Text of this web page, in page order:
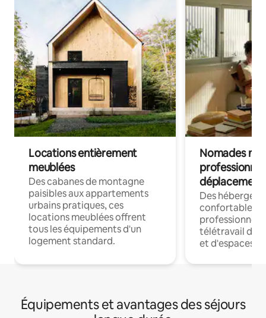
Locations entièrement
meublées
Des cabanes de montagne
paisibles aux appartements
urbains pratiques, ces
locations meublées offrent
tous les équipements d'un
logement standard.
Nomades
déplacement
Des
confortables
professionnels
télétravail
et d'espaces
Équipements et avantages des séjours